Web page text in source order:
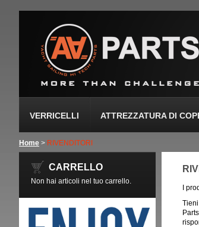
VERRICELLI ATTREZZATURA DI
Home > RIVENDITORI
I
CARRELLO
Non hai articoli nel tuo carrello.